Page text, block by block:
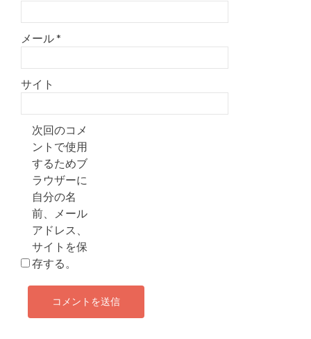
メール*
サイト
次回のコメ
ントで使用
するためブ
ラウザーに
自分の名
前、メール
アドレス、
サイトを保
存する。